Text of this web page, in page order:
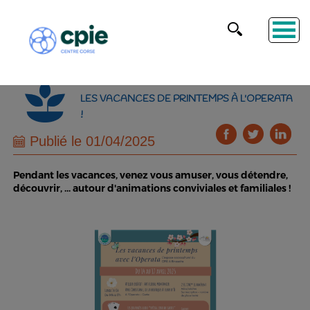
LES VACANCES DE PRINTEMPS À L'OPERATA
!
Publié le 01/04/2025
Pendant les vacances, venez vous amuser, vous détendre,
découvrir, ... autour d'animations conviviales et familiales !